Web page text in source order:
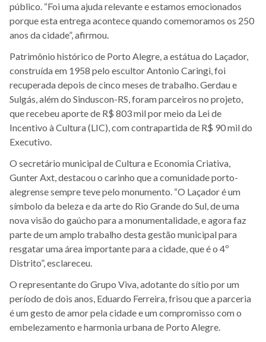
público. “Foi uma ajuda relevante e estamos emocionados
porque esta entrega acontece quando comemoramos os 250
anos da cidade”, afirmou.
Patrimônio histórico de Porto Alegre, a estátua do Laçador,
construída em 1958 pelo escultor Antonio Caringi, foi
recuperada depois de cinco meses de trabalho. Gerdau e
Sulgás, além do Sinduscon-RS, foram parceiros no projeto,
que recebeu aporte de R$ 803 mil por meio da Lei de
Incentivo à Cultura (LIC), com contrapartida de R$ 90 mil do
Executivo.
O secretário municipal de Cultura e Economia Criativa,
Gunter Axt, destacou o carinho que a comunidade porto-
alegrense sempre teve pelo monumento. “O Laçador é um
símbolo da beleza e da arte do Rio Grande do Sul, de uma
nova visão do gaúcho para a monumentalidade, e agora faz
parte de um amplo trabalho desta gestão municipal para
resgatar uma área importante para a cidade, que é o 4º
Distrito”, esclareceu.
O representante do Grupo Viva, adotante do sítio por um
período de dois anos, Eduardo Ferreira, frisou que a parceria
é um gesto de amor pela cidade e um compromisso com o
embelezamento e harmonia urbana de Porto Alegre.